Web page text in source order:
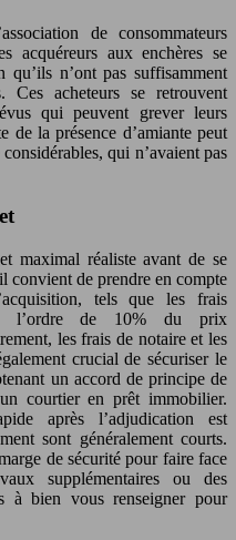
de consommateurs
aux enchères se
qu’ils n’ont pas suffisamment
acheteurs se retrouvent
qui peuvent grever leurs
de la présence d’amiante peut
qui n’avaient pas
maximal réaliste avant de se
convient de prendre en compte
tels que les frais
l’ordre de 10% du prix
les frais de notaire et les
crucial de sécuriser le
un accord de principe de
courtier en prêt immobilier.
après l’adjudication est
sont généralement courts.
de sécurité pour faire face
supplémentaires ou des
à bien vous renseigner pour